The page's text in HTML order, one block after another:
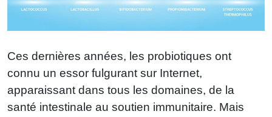
Ces dernières années, les probiotiques ont
connu un essor fulgurant sur Internet,
apparaissant dans tous les domaines, de la
santé intestinale au soutien immunitaire. Mais